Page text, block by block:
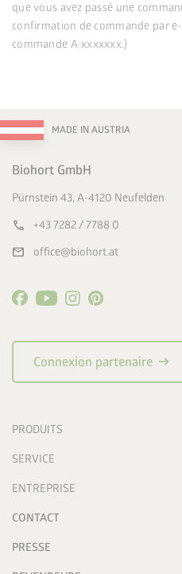
que vous avez passé une
confirmation de commande par
commande A-xxxxxxx.)
MADE IN AUSTRIA
Biohort GmbH
Pürnstein 43, A-4120 Neufelden
call +43 7282 / 7788 0
mail office@biohort.at
Connexion partenaire arrow_right_alt
PRODUITS
SERVICE
ENTREPRISE
CONTACT
PRESSE